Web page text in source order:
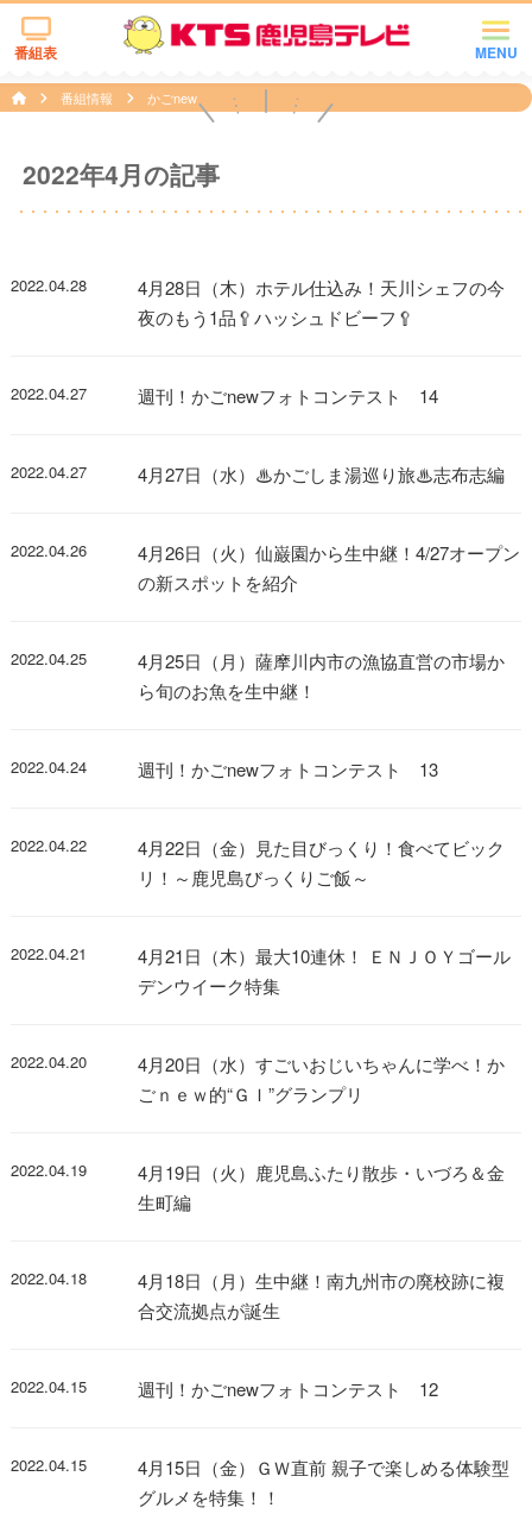
MENU
番組表
番組情報 かごnew
2022年4月の記事
2022.04.28
4月28日（木）ホテル仕込み！天川シェフの今
夜のもう1品🥄ハッシュドビーフ🥄
2022.04.27 週刊！かごnewフォトコンテスト 14
2022.04.27 4月27日（水）♨かごしま湯巡り旅♨志布志編
2022.04.26
4月26日（火）仙巌園から生中継！4/27オープン
の新スポットを紹介
2022.04.25
4月25日（月）薩摩川内市の漁協直営の市場か
ら旬のお魚を生中継！
2022.04.24 週刊！かごnewフォトコンテスト 13
2022.04.22
4月22日（金）見た目びっくり！食べてビック
リ！～鹿児島びっくりご飯～
2022.04.21
4月21日（木）最大10連休！ ＥＮＪＯＹゴール
デンウイーク特集
2022.04.20
4月20日（水）すごいおじいちゃんに学べ！か
ごｎｅｗ的“ＧＩ”グランプリ
2022.04.19
4月19日（火）鹿児島ふたり散歩・いづろ＆金
生町編
2022.04.18
4月18日（月）生中継！南九州市の廃校跡に複
合交流拠点が誕生
2022.04.15 週刊！かごnewフォトコンテスト 12
2022.04.15
4月15日（金）ＧＷ直前 親子で楽しめる体験型
グルメを特集！！